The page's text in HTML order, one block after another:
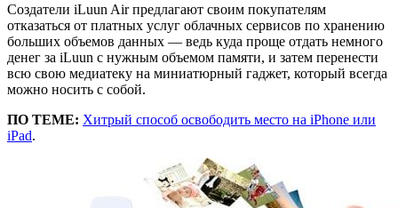
Создатели iLuun Air предлагают своим покупателям
отказаться от платных услуг облачных сервисов по хранению
больших объемов данных — ведь куда проще отдать немного
денег за iLuun с нужным объемом памяти, и затем перенести
всю свою медиатеку на миниатюрный гаджет, который всегда
можно носить с собой.
ПО ТЕМЕ: Хитрый способ освободить место на iPhone или
iPad.